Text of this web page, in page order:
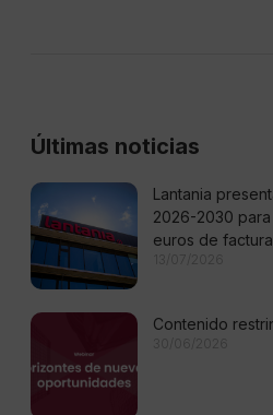
Últimas noticias
Lantania
2026-2030 para
euros de
13/07/2026
Contenido
30/06/2026